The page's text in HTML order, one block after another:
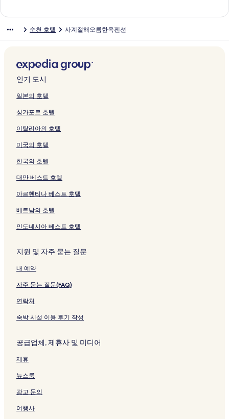
e
지
를
여
는
크
링
크
여
는
지
를
링
크
링
크
j
P
e
n
s
o
페
이
지
를
는
크
s
n
페
이
지
여
링
크
o
P
e
n
s
o
페
이
지
를
는
크
P
s
i
o
n
이
를
여
는
링
여
는
링
크
k
o
o
l
V
l
a
페
이
지
여
링
i
H
o
t
e
페
지
를
여
는
크
e
h
o
u
s
N
e
e
m
페
지
여
링
크
H
e
l
페
이
를
는
링
크
m
페
를
여
는
링
u
h
e
o
n
이
를
여
는
링
o
o
o
n
l
g
t
L
o
v
H
n
k
P
e
s
o
페
이
지
를
링
H
e
l
페
이
를
는
링
크
순천 호텔 사계절해오름한옥펜션
인기 도시
일본의 호텔
싱가포르 호텔
이탈리아의 호텔
미국의 호텔
한국의 호텔
대만 베스트 호텔
아르헨티나 베스트 호텔
베트남의 호텔
인도네시아 베스트 호텔
지원 및 자주 묻는 질문
내 예약
자주 묻는 질문(FAQ)
연락처
숙박 시설 이용 후기 작성
공급업체, 제휴사 및 미디어
제휴
뉴스룸
광고 문의
여행사